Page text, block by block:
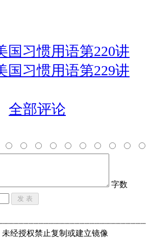
国习惯用语第220讲
国习惯用语第229讲
全部评论
字数
经授权禁止复制或建立镜像